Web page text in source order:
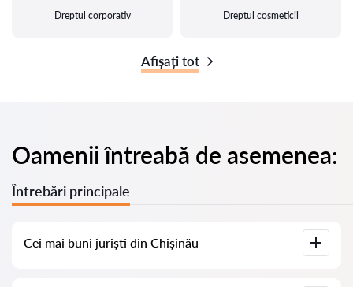
Dreptul corporativ Dreptul cosmeticii
Afișați tot
Oamenii întreabă de asemenea:
Întrebări principale
Cei mai buni juriști din Chișinău